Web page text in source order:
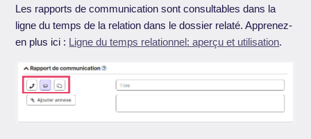
Les rapports de communication sont consultables dans la
ligne du temps de la relation dans le dossier relaté. Apprenez-
en plus ici : Ligne du temps relationnel: aperçu et utilisation.